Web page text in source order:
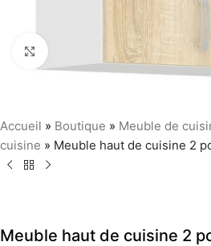
Agrandir
Accueil » Boutique » Meuble de
cuisine » Meuble haut de cuisine 2
Meuble haut de cuisine 2